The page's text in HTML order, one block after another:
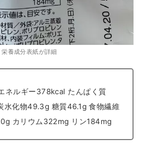
栄養成分表紙が詳細
ネルギー378kcal たんぱく質
水化物49.3g 糖質46.1g 食物繊維
カリウム322mg リン184mg